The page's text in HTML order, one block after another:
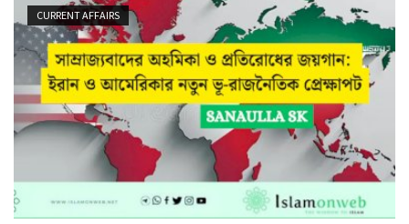
CURRENT AFFAIRS